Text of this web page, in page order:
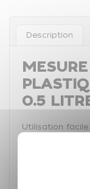
Description
0.5
Utilisation